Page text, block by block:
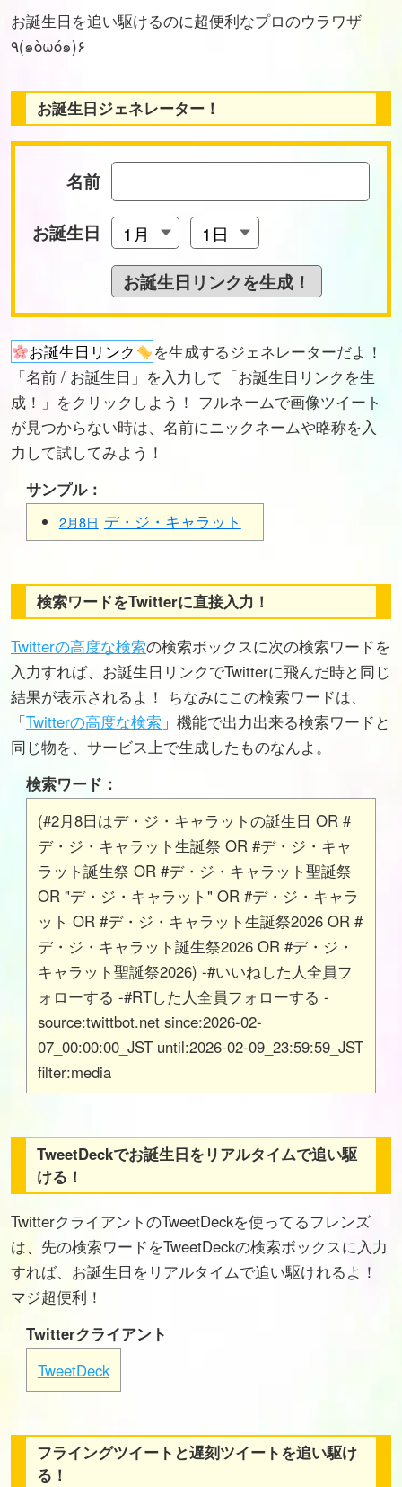
お誕生日を追い駆けるのに超便利なプロのウラワザ
٩(๑òωó๑)۶
お誕生日ジェネレーター！
名前
お誕生日
お誕生日リンク
を生成するジェネレーターだよ！
「名前 / お誕生日」を入力して「お誕生日リンクを生
成！」をクリックしよう！ フルネームで画像ツイート
が見つからない時は、名前にニックネームや略称を入
力して試してみよう！
サンプル：
2月8日 デ・ジ・キャラット
検索ワードをTwitterに直接入力！
Twitterの高度な検索の検索ボックスに次の検索ワードを
入力すれば、お誕生日リンクでTwitterに飛んだ時と同じ
結果が表示されるよ！ ちなみにこの検索ワードは、
「Twitterの高度な検索 」機能で出力出来る検索ワードと
同じ物を、サービス上で生成したものなんよ。
検索ワード：
(#2月8日はデ・ジ・キャラットの誕生日 OR #
デ・ジ・キャラット生誕祭 OR #デ・ジ・キャ
ラット誕生祭 OR #デ・ジ・キャラット聖誕祭
OR "デ・ジ・キャラット" OR #デ・ジ・キャラ
ット OR #デ・ジ・キャラット生誕祭2026 OR #
デ・ジ・キャラット誕生祭2026 OR #デ・ジ・
キャラット聖誕祭2026) -#いいねした人全員フ
ォローする -#RTした人全員フォローする -
source:twittbot.net since:2026-02-
07_00:00:00_JST until:2026-02-09_23:59:59_JST
filter:media
TweetDeckでお誕生日をリアルタイムで追い駆
ける！
TwitterクライアントのTweetDeckを使ってるフレンズ
は、先の検索ワードをTweetDeckの検索ボックスに入力
すれば、お誕生日をリアルタイムで追い駆けれるよ！
マジ超便利！
Twitterクライアント
TweetDeck
フライングツイートと遅刻ツイートを追い駆け
る！